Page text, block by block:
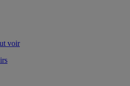
voir